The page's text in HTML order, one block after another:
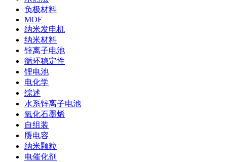
负极材料
MOF
纳米发电机
纳米材料
锌离子电池
循环稳定性
锂电池
电化学
综述
水系锌离子电池
氧化石墨烯
自组装
赝电容
纳米颗粒
电催化剂